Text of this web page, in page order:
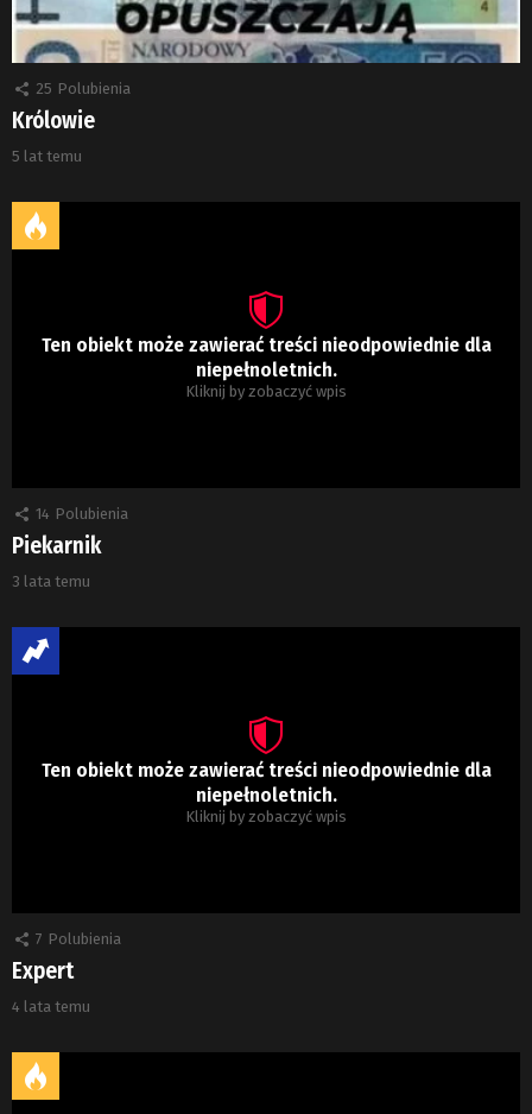
25 Polubienia
Królowie
5 lat temu
Ten obiekt może zawierać treści nieodpowiednie dla
niepełnoletnich.
Kliknij by zobaczyć wpis
14 Polubienia
Piekarnik
3 lata temu
Ten obiekt może zawierać treści nieodpowiednie dla
niepełnoletnich.
Kliknij by zobaczyć wpis
7 Polubienia
Expert
4 lata temu